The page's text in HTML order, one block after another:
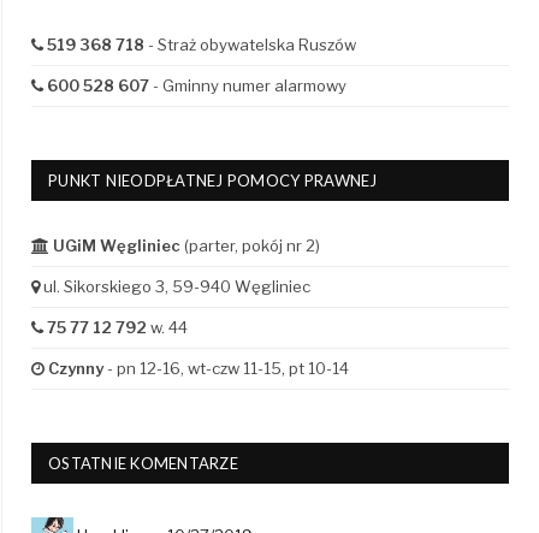
519 368 718 - Straż obywatelska Ruszów
600 528 607- Gminny numer alarmowy
PUNKT NIEODPŁATNEJ POMOCY PRAWNEJ
UGiM Węgliniec (parter, pokój nr 2)
ul. Sikorskiego 3, 59-940 Węgliniec
75 77 12 792 w. 44
Czynny- pn 12-16, wt-czw 11-15, pt 10-14
OSTATNIE KOMENTARZE